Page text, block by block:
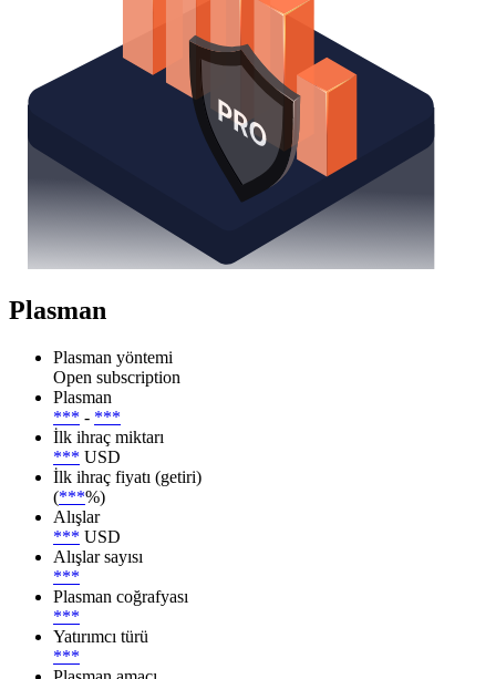
Plasman
Plasman yöntemi
Open subscription
Plasman
*** - ***
İlk ihraç miktarı
*** USD
İlk ihraç fiyatı (getiri)
(***%)
Alışlar
*** USD
Alışlar sayısı
***
Plasman coğrafyası
***
Yatırımcı türü
***